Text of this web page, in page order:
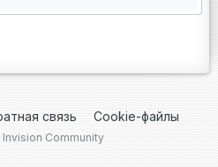
связь Cookie-файлы
Community